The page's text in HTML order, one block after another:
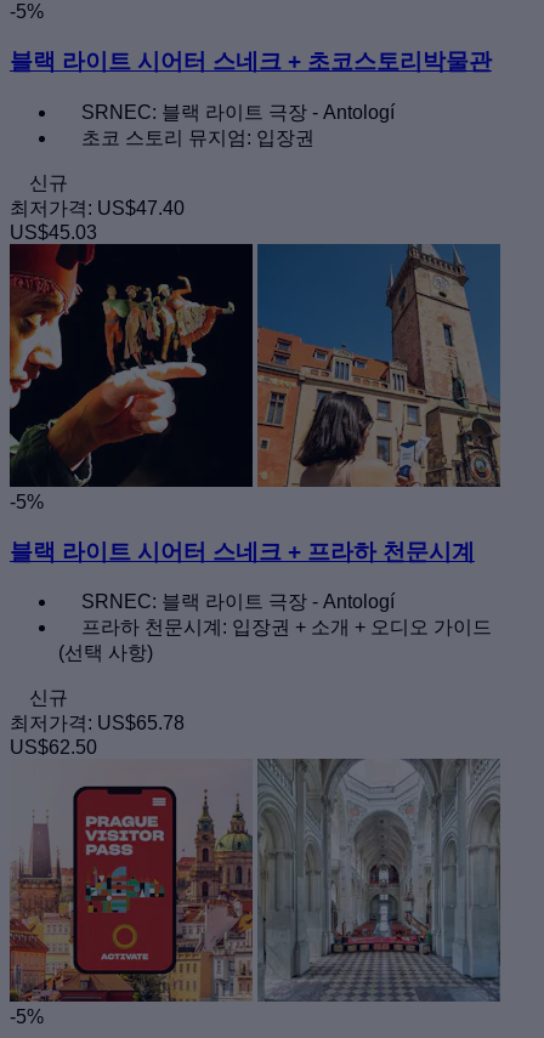
-5%
블랙 라이트 시어터 스네크 + 초코스토리박물관
SRNEC: 블랙 라이트 극장 - Antologí
초코 스토리 뮤지엄: 입장권
신규
최저가격: US$47.40
US$45.03
-5%
블랙 라이트 시어터 스네크 + 프라하 천문시계
SRNEC: 블랙 라이트 극장 - Antologí
프라하 천문시계: 입장권 + 소개 + 오디오 가이드
(선택 사항)
신규
최저가격: US$65.78
US$62.50
-5%